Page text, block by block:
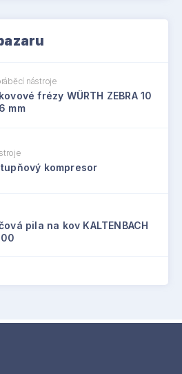
nástroje
frézy WÜRTH ZEBRA 10
mm
kompresor
pila na kov KALTENBACH